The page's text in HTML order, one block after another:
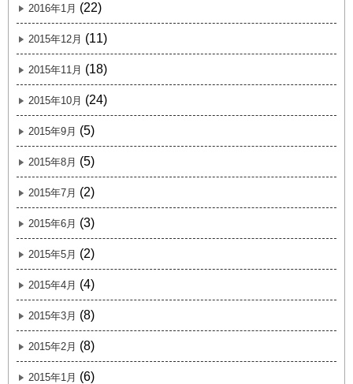
2016年1月 (22)
2015年12月 (11)
2015年11月 (18)
2015年10月 (24)
2015年9月 (5)
2015年8月 (5)
2015年7月 (2)
2015年6月 (3)
2015年5月 (2)
2015年4月 (4)
2015年3月 (8)
2015年2月 (8)
2015年1月 (6)